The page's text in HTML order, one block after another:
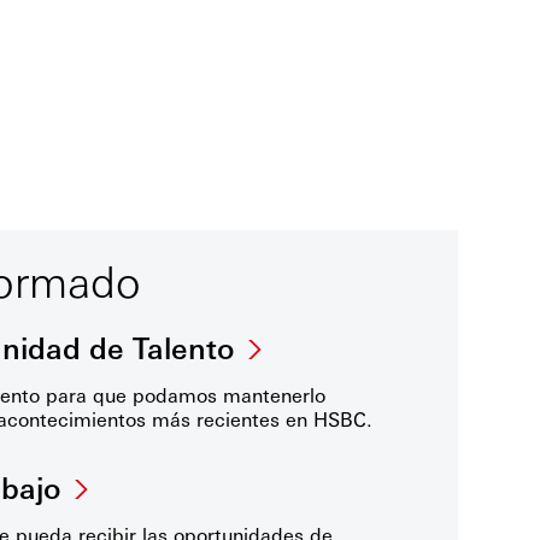
de Talento
para que podamos mantenerlo
más recientes en HSBC.
pueda recibir las oportunidades de